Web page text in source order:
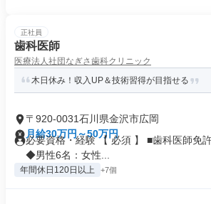
正社員
歯科医師
医療法人社団なぎさ歯科クリニック
木日休み！収入UP＆技術習得が目指せる
〒920-0031石川県金沢市広岡
月給30万円～50万円
必要資格・経験 【 必須 】 ■歯科医師
◆男性6名：女性...
年間休日120日以上 +7個